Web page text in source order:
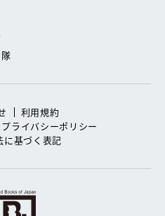
利用規約
プライバシーポリシー
に基づく表記